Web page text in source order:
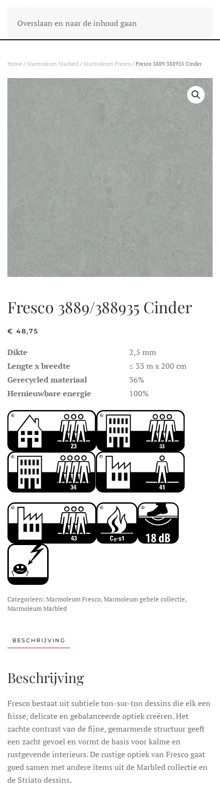
Overslaan en naar de inhoud gaan
Home / Marmoleum Marbled / Marmoleum Fresco / Fresco 3889/388935 Cinder
Fresco 3889/388935 Cinder
€ 48,75
Dikte
2,5 mm
Lengte x breedte
≤ 33 m x 200 cm
Gerecycled materiaal
36%
Hernieuwbare energie
100%
Categorieën: Marmoleum Fresco,Marmoleum gehele collectie,
Marmoleum Marbled
BESCHRIJVING
Beschrijving
Fresco bestaat uit subtiele ton-sur-ton dessins die elk een
frisse, delicate en gebalanceerde optiek creëren. Het
zachte contrast van de fijne, gemarmerde structuur geeft
een zacht gevoel en vormt de basis voor kalme en
rustgevende interieurs. De rustige optiek van Fresco gaat
goed samen met andere items uit de Marbled collectie en
de Striato dessins.